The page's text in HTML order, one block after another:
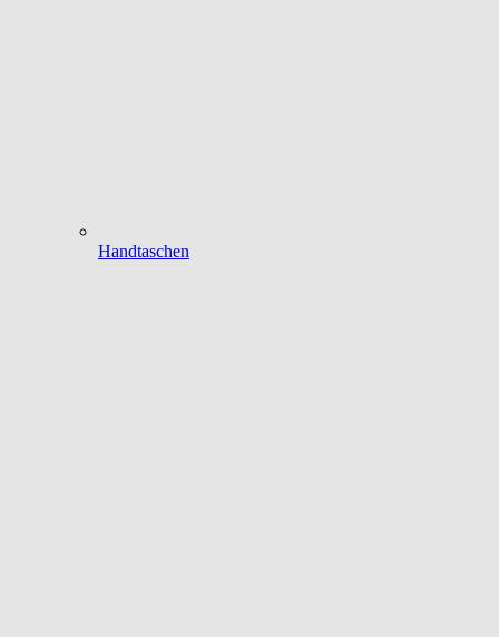
Handtaschen